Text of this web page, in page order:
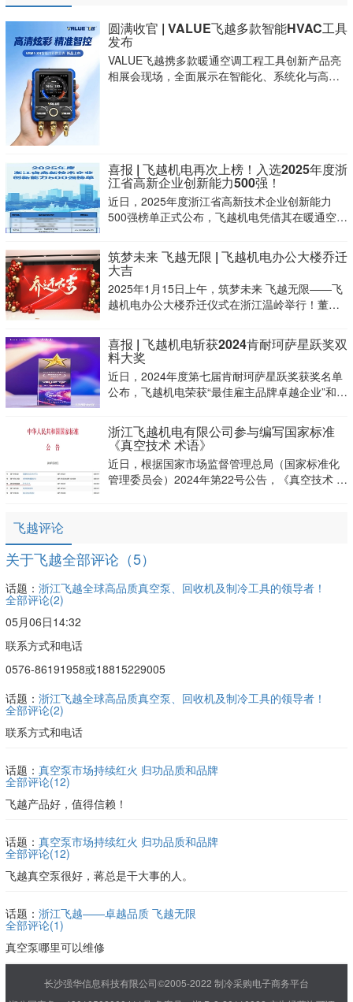
圆满收官 | VALUE飞越多款智能HVAC工具
发布
VALUE飞越携多款暖通空调工程工具创新产品亮
相展会现场，全面展示在智能化、系统化与高效
喜报 | 飞越机电再次上榜！入选2025年度浙
江省高新企业创新能力500强！
近日，2025年度浙江省高新技术企业创新能力
500强榜单正式公布，飞越机电凭借其在暖通空调
市场表现，继2024年后再次荣耀上榜。
筑梦未来 飞越无限 | 飞越机电办公大楼乔迁
大吉
2025年1月15日上午，筑梦未来 飞越无限——飞
越机电办公大楼乔迁仪式在浙江温岭举行！董事
喜报 | 飞越机电斩获2024肯耐珂萨星跃奖双
料大奖
近日，2024年度第七届肯耐珂萨星跃奖获奖名单
公布，飞越机电荣获“最佳雇主品牌卓越企业”和
浙江飞越机电有限公司参与编写国家标准
《真空技术 术语》
近日，根据国家市场监督管理总局（国家标准化
管理委员会）2024年第22号公告，《真空技术 术
飞越评论
关于飞越全部评论（5）
话题： 浙江飞越全球高品质真空泵、回收机及制冷工具的领导者！
全部评论(2)
05月06日14:32
联系方式和电话
0576-86191958或18815229005
话题： 浙江飞越全球高品质真空泵、回收机及制冷工具的领导者！
全部评论(2)
联系方式和电话
话题： 真空泵市场持续红火 归功品质和品牌
全部评论(12)
飞越产品好，值得信赖！
话题： 真空泵市场持续红火 归功品质和品牌
全部评论(12)
飞越真空泵很好，蒋总是干大事的人。
话题： 浙江飞越——卓越品质 飞越无限
全部评论(1)
真空泵哪里可以维修
长沙强华信息科技有限公司©2005-2022 制冷采购电子商务平台